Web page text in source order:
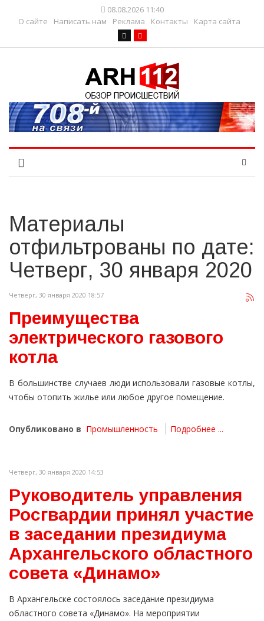
08.08.2026 11:40
О сайте
Написать нам Реклама Контакты Карта сайта
Материалы
отфильтрованы по дате:
Четверг, 30 января 2020
Четверг, 30 января 2020 18:57
Преимущества
электрического газового
котла
В большинстве случаев люди использовали газовые котлы,
чтобы отопить жилье или любое другое помещение.
Опубликовано в Промышленность Подробнее ...
Четверг, 30 января 2020 14:53
Руководитель управления
Росгвардии принял участие
в заседании президиума
Архангельского областного
совета «Динамо»
В Архангельске состоялось заседание президиума
областного совета «Динамо». На мероприятии